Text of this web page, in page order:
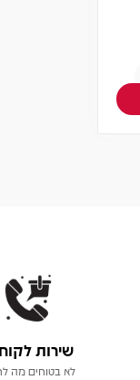
שירות
לא בטוחים מה